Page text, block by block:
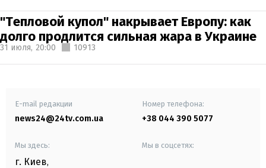
"Тепловой купол" накрывает Европу: как
долго продлится сильная жара в Украине
31 июля, 20:00 10913
E-mail редакции
news24@24tv.com.ua
Номер телефона:
+38 044 390 5077
Мы здесь:
г. Киев,
Мы в соцсетях: